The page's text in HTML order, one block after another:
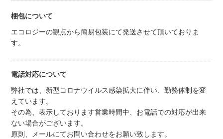
梱包について
エコロジーの観点から簡易包装にて発送させて頂いておりま
す。
電話対応について
弊社では、新型コロナウイルス感染拡大に伴い、勤務体制を変
えています。
その為、表示しております営業時間中、お電話での対応が出来
ない場合がございます。
原則、メールにてお問い合わせをお願い致します。